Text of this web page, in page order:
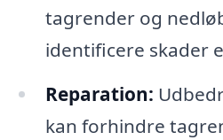
tagrender og
identificere skader
Reparation:
kan forhindre